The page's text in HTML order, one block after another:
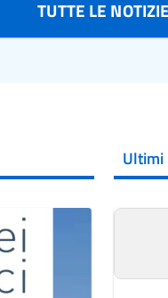
TUTTE LE NOTIZIE
Ultimi